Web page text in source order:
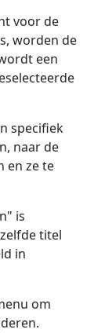
voor de
worden de
een
specifiek
naar de
en ze te
is
titel
in
om